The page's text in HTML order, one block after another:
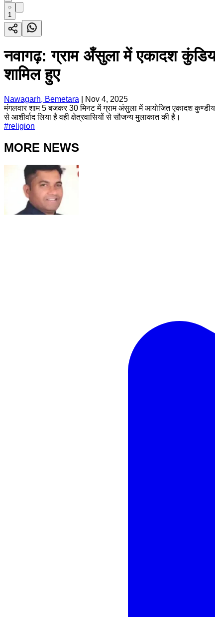
1
नवागढ़: ग्राम अँसुला में एकादश
शामिल हुए
Nawagarh, Bemetara
Nov 4, 2025
मंगलवार शाम 5 बजकर 30 मिनट में ग्राम अंसुला में आयोजित एकादश कुण्डीय
से आशीर्वाद लिया है वही क्षेत्रवासियों से सौजन्य मुलाकात की है।
#religion
MORE NEWS